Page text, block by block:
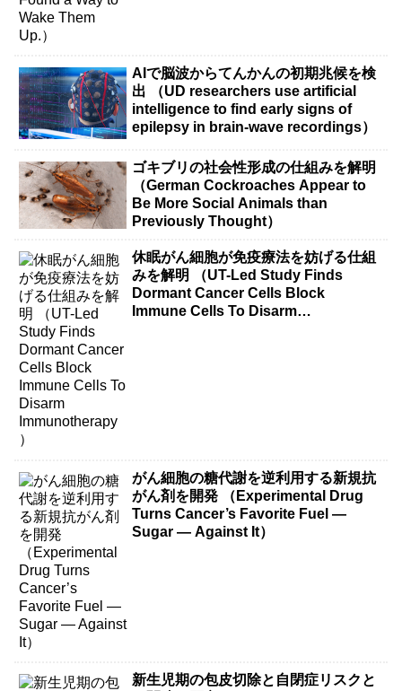
AIで脳波からてんかんの初期兆候を検
出 （UD researchers use artificial
intelligence to find early signs of
epilepsy in brain-wave recordings）
ゴキブリの社会性形成の仕組みを解明
（German Cockroaches Appear to
Be More Social Animals than
Previously Thought）
休眠がん細胞が免疫療法を妨げる仕組
みを解明 （UT-Led Study Finds
Dormant Cancer Cells Block
Immune Cells To Disarm
がん細胞の糖代謝を逆利用する新規抗
がん剤を開発 （Experimental Drug
Turns Cancer’s Favorite Fuel —
Sugar — Against It）
新生児期の包皮切除と自閉症リスクと